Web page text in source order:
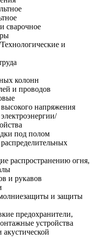
сварочное
и
колонн
и проводов
напряжения
под полом
распространению огня,
и рукавов
и защиты
предохранители,
устройства
акустической